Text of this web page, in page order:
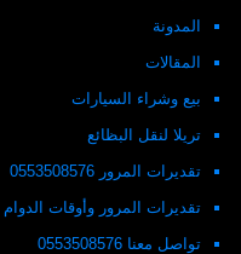
المدونة
المقالات
بيع وشراء السيارات
تريلا لنقل البظائع
تقديرات المرور 0553508576
تقديرات المرور وأوقات الدوام 0553508576
تواصل معنا 0553508576